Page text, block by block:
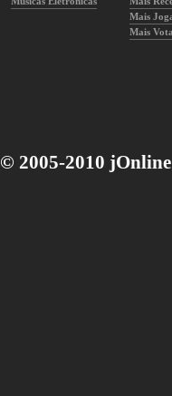
Mais
Mais
© 2005-2010